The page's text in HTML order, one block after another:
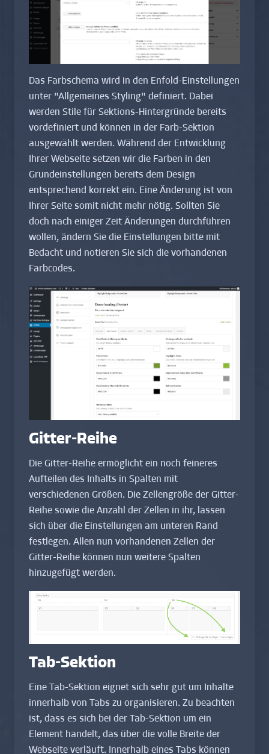
Das Farbschema wird in den Enfold-Einstellungen
unter "Allgemeines Styling" definiert. Dabei
werden Stile für Sektions-Hintergründe bereits
vordefiniert und können in der Farb-Sektion
ausgewählt werden. Während der Entwicklung
Ihrer Webseite setzen wir die Farben in den
Grundeinstellungen bereits dem Design
entsprechend korrekt ein. Eine Änderung ist von
Ihrer Seite somit nicht mehr nötig. Sollten Sie
doch nach einiger Zeit Änderungen durchführen
wollen, ändern Sie die Einstellungen bitte mit
Bedacht und notieren Sie sich die vorhandenen
Farbcodes.
Gitter-Reihe
Die Gitter-Reihe ermöglicht ein noch feineres
Aufteilen des Inhalts in Spalten mit
verschiedenen Größen. Die Zellengröße der Gitter-
Reihe sowie die Anzahl der Zellen in ihr, lassen
sich über die Einstellungen am unteren Rand
festlegen. Allen nun vorhandenen Zellen der
Gitter-Reihe können nun weitere Spalten
hinzugefügt werden.
Tab-Sektion
Eine Tab-Sektion eignet sich sehr gut um Inhalte
innerhalb von Tabs zu organisieren. Zu beachten
ist, dass es sich bei der Tab-Sektion um ein
Element handelt, das über die volle Breite der
Webseite verläuft. Innerhalb eines Tabs können